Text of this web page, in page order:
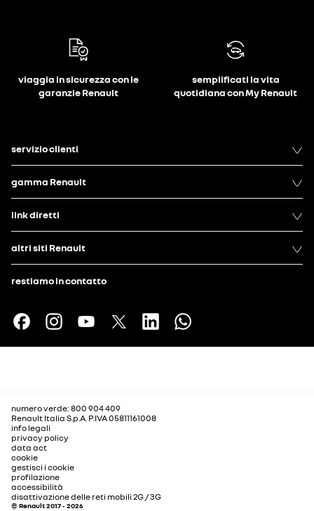
viaggia in sicurezza con le
garanzie Renault
semplificati la vita
quotidiana con My Renault
servizio clienti
gamma Renault
link diretti
altri siti Renault
restiamo in contatto
numero verde: 800 904 409
Renault Italia S.p.A. P.IVA 05811161008
info legali
privacy policy
data act
cookie
gestisci i cookie
profilazione
accessibilità
disattivazione delle reti mobili 2G / 3G
© Renault 2017 - 2026